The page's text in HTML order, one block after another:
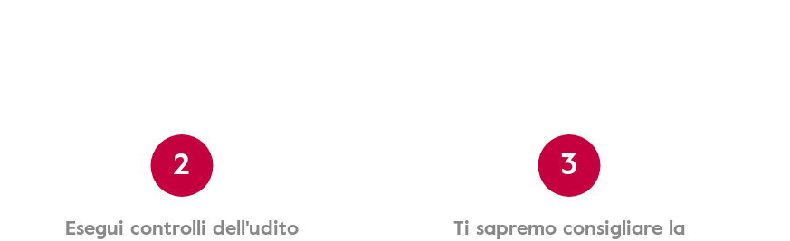
2
Esegui controlli dell'udito
3
Ti sapremo consigliare la